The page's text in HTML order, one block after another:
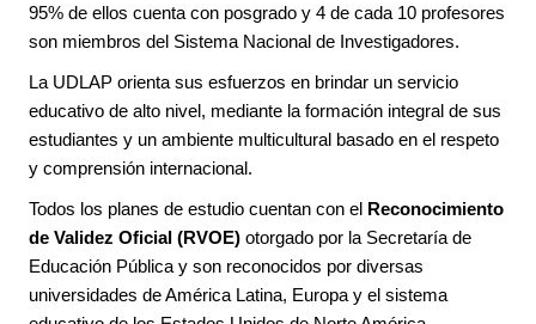
95% de ellos cuenta con posgrado y 4 de cada 10 profesores
son miembros del Sistema Nacional de Investigadores.
La UDLAP orienta sus esfuerzos en brindar un servicio
educativo de alto nivel, mediante la formación integral de sus
estudiantes y un ambiente multicultural basado en el respeto
y comprensión internacional.
Todos los planes de estudio cuentan con el Reconocimiento
de Validez Oficial (RVOE) otorgado por la Secretaría de
Educación Pública y son reconocidos por diversas
universidades de América Latina, Europa y el sistema